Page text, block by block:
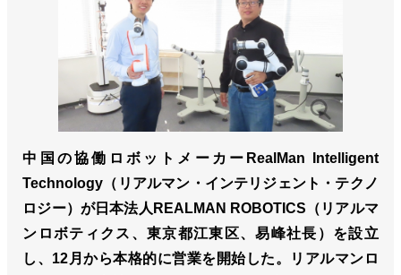
中国の協働ロボットメーカーRealMan Intelligent
Technology（リアルマン・インテリジェント・テクノ
ロジー）が日本法人REALMAN ROBOTICS（リアルマ
ンロボティクス、東京都江東区、易峰社長）を設立
し、12月から本格的に営業を開始した。リアルマンロ